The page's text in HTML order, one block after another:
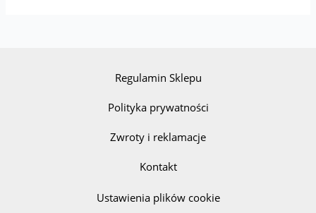
Regulamin Sklepu
Polityka prywatności
Zwroty i reklamacje
Kontakt
Ustawienia plików cookie